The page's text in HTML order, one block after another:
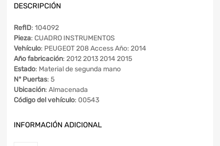
DESCRIPCIÓN
RefID: 104092
Pieza: CUADRO INSTRUMENTOS
Vehículo: PEUGEOT 208 Access Año: 2014
Año fabricación: 2012 2013 2014 2015
Estado: Material de segunda mano
Nº Puertas: 5
Ubicación: Almacenada
Código del vehículo: 00543
INFORMACIÓN ADICIONAL